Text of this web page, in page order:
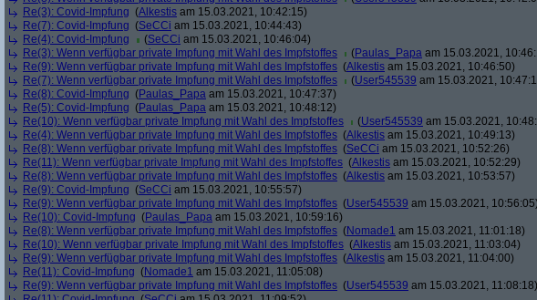
Re(3): Covid-Impfung (Alkestis am 15.03.2021, 10:42:15)
Re(7): Covid-Impfung (SeCCi am 15.03.2021, 10:44:43)
Re(4): Covid-Impfung
(SeCCi am 15.03.2021, 10:46:04)
Re(3): Wenn verfügbar private Impfung mit Wahl des Impfstoffes
(Paulas_Papa am 15.03.2021,
Re(9): Wenn verfügbar private Impfung mit Wahl des Impfstoffes (Alkestis am 15.03.2021, 10:46:50)
Re(7): Wenn verfügbar private Impfung mit Wahl des Impfstoffes
(User545539 am 15.03.2021,
Re(8): Covid-Impfung (Paulas_Papa am 15.03.2021, 10:47:37)
Re(5): Covid-Impfung (Paulas_Papa am 15.03.2021, 10:48:12)
Re(10): Wenn verfügbar private Impfung mit Wahl des Impfstoffes
(User545539 am 15.03.2021,
Re(4): Wenn verfügbar private Impfung mit Wahl des Impfstoffes (Alkestis am 15.03.2021, 10:49:13)
Re(8): Wenn verfügbar private Impfung mit Wahl des Impfstoffes (SeCCi am 15.03.2021, 10:52:26)
Re(11): Wenn verfügbar private Impfung mit Wahl des Impfstoffes (Alkestis am 15.03.2021, 10:52:29)
Re(8): Wenn verfügbar private Impfung mit Wahl des Impfstoffes (Alkestis am 15.03.2021, 10:53:57)
Re(9): Covid-Impfung (SeCCi am 15.03.2021, 10:55:57)
Re(9): Wenn verfügbar private Impfung mit Wahl des Impfstoffes (User545539 am 15.03.2021, 10:56:05)
Re(10): Covid-Impfung (Paulas_Papa am 15.03.2021, 10:59:16)
Re(8): Wenn verfügbar private Impfung mit Wahl des Impfstoffes (Nomade1 am 15.03.2021, 11:01:18)
Re(10): Wenn verfügbar private Impfung mit Wahl des Impfstoffes (Alkestis am 15.03.2021, 11:03:04)
Re(9): Wenn verfügbar private Impfung mit Wahl des Impfstoffes (Alkestis am 15.03.2021, 11:04:00)
Re(11): Covid-Impfung (Nomade1 am 15.03.2021, 11:05:08)
Re(9): Wenn verfügbar private Impfung mit Wahl des Impfstoffes (User545539 am 15.03.2021, 11:08:18)